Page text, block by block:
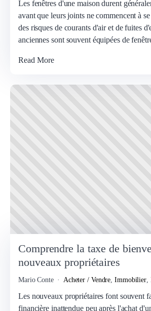
Les fenêtres d'une maison durent
avant que leurs joints ne commencent à
des risques de courants d'air et de fuites
anciennes sont souvent équipées de
Read More
Comprendre la taxe de
nouveaux propriétaires
Mario Conte Acheter / Vendre,Immobilier,
Les nouveaux propriétaires font souvent
financière inattendue peu après l'achat